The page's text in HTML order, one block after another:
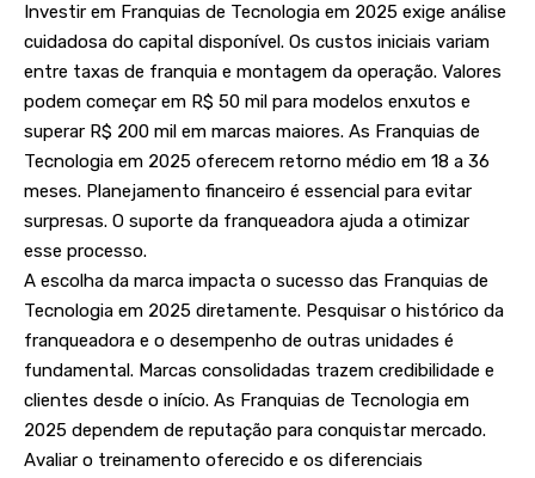
Investir em Franquias de Tecnologia em 2025 exige análise
cuidadosa do capital disponível. Os custos iniciais variam
entre taxas de franquia e montagem da operação. Valores
podem começar em R$ 50 mil para modelos enxutos e
superar R$ 200 mil em marcas maiores. As Franquias de
Tecnologia em 2025 oferecem retorno médio em 18 a 36
meses. Planejamento financeiro é essencial para evitar
surpresas. O suporte da franqueadora ajuda a otimizar
esse processo.
A escolha da marca impacta o sucesso das Franquias de
Tecnologia em 2025 diretamente. Pesquisar o histórico da
franqueadora e o desempenho de outras unidades é
fundamental. Marcas consolidadas trazem credibilidade e
clientes desde o início. As Franquias de Tecnologia em
2025 dependem de reputação para conquistar mercado.
Avaliar o treinamento oferecido e os diferenciais